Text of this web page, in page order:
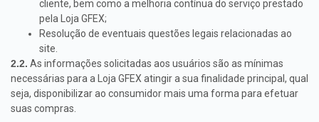
cliente, bem como a melhoria contínua do serviço prestado
pela Loja GFEX;
Resolução de eventuais questões legais relacionadas ao
site.
2.2. As informações solicitadas aos usuários são as mínimas
necessárias para a Loja GFEX atingir a sua finalidade principal, qual
seja, disponibilizar ao consumidor mais uma forma para efetuar
suas compras.